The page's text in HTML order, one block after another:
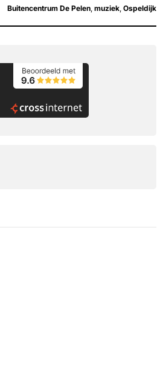
Buitencentrum De Pelen muziek Ospeldijk